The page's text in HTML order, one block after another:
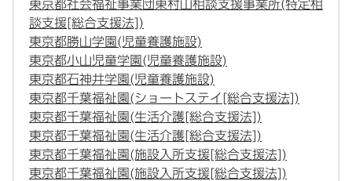
東京都社会福祉事業団東村山相談支援事業所(特定相
談支援[総合支援法])
東京都勝山学園(児童養護施設)
東京都小山児童学園(児童養護施設)
東京都石神井学園(児童養護施設)
東京都千葉福祉園(ショートステイ[総合支援法])
東京都千葉福祉園(生活介護[総合支援法])
東京都千葉福祉園(生活介護[総合支援法])
東京都千葉福祉園(施設入所支援[総合支援法])
東京都千葉福祉園(施設入所支援[総合支援法])